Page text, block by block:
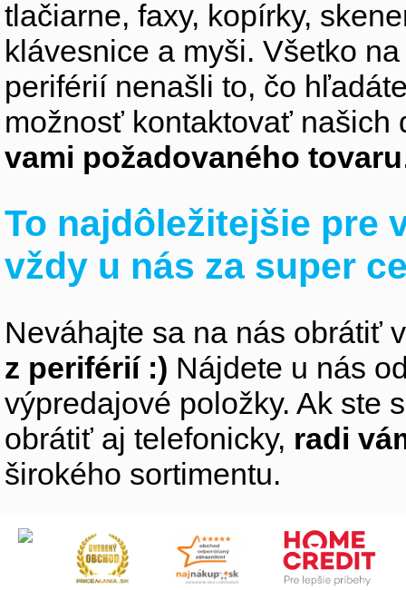
tlačiarne, faxy, kopírky,
klávesnice a myši. Všetko
periférií nenašli to, čo
možnosť kontaktovať
vami požadovaného tovaru
To najdôležitejšie pre
vždy u nás za super
Neváhajte sa na nás obrátiť
z periférií :) Nájdete u nás
výpredajové položky. Ak ste
obrátiť aj telefonicky, radi
širokého sortimentu.